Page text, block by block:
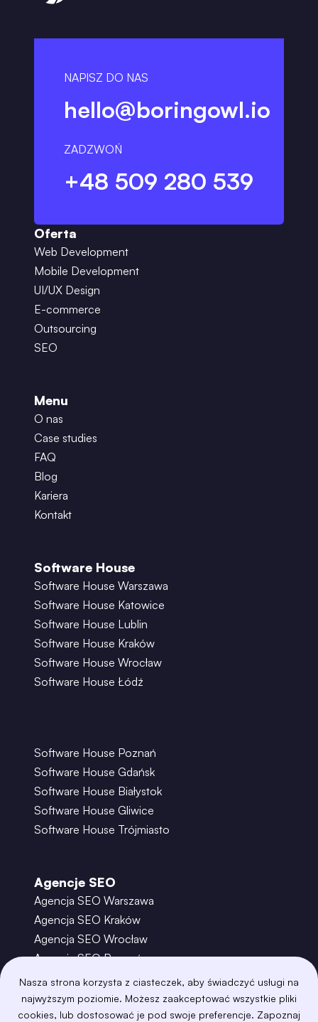
Nasza strona korzysta z ciasteczek, aby świadczyć usługi na
najwyższym poziomie. Możesz zaakceptować wszystkie pliki
cookies, lub dostosować je pod swoje preferencje. Zapoznaj
NAPISZ DO NAS
hello@boringowl.io
ZADZWOŃ
+48 509 280 539
Oferta
Web Development
Mobile Development
UI/UX Design
E-commerce
Outsourcing
SEO
Menu
O nas
Case studies
FAQ
Blog
Kariera
Kontakt
Software House
Software House Warszawa
Software House Katowice
Software House Lublin
Software House Kraków
Software House Wrocław
Software House Łódź
Software House Poznań
Software House Gdańsk
Software House Białystok
Software House Gliwice
Software House Trójmiasto
Agencje SEO
Agencja SEO Warszawa
Agencja SEO Kraków
Agencja SEO Wrocław
Agencja SEO Poznań
Agencja SEO Gdańsk
Agencja SEO Toruń